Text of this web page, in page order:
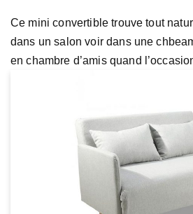
Ce mini convertible trouve tout
dans un salon voir dans une
en chambre d’amis quand